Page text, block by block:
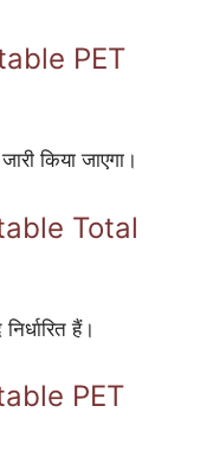
PET
किया जाएगा।
Total
हैं।
PET